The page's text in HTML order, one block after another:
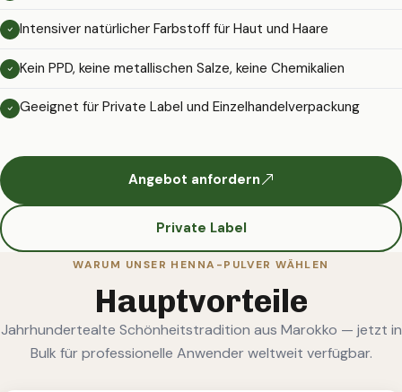
Intensiver natürlicher Farbstoff für Haut und Haare
Kein PPD, keine metallischen Salze, keine Chemikalien
Geeignet für Private Label und Einzelhandelverpackung
Angebot anfordern
Private Label
WARUM UNSER HENNA-PULVER WÄHLEN
Hauptvorteile
Jahrhundertealte Schönheitstradition aus Marokko — jetzt in
Bulk für professionelle Anwender weltweit verfügbar.